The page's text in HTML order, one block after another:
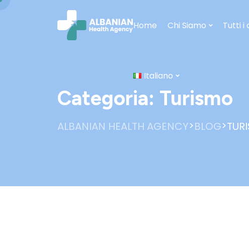
Home Chi Siamo Tutti i
Italiano
Categoria: Turismo
ALBANIAN HEALTH AGENCY>BLOG>